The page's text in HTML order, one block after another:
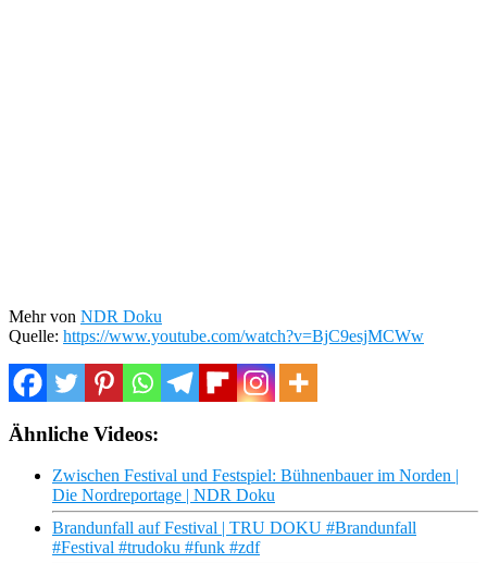
Mehr von NDR Doku
Quelle: https://www.youtube.com/watch?v=BjC9esjMCWw
Ähnliche Videos:
Zwischen Festival und Festspiel: Bühnenbauer im Norden |
Die Nordreportage | NDR Doku
Brandunfall auf Festival | TRU DOKU #Brandunfall
#Festival #trudoku #funk #zdf